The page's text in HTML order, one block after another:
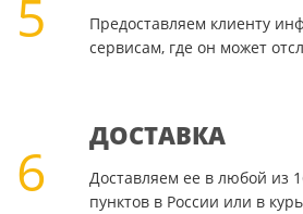
5
Предоставляем клиенту
сервисам, где он может
6
ДОСТАВКА
Доставляем ее в любой из
пунктов в России или в